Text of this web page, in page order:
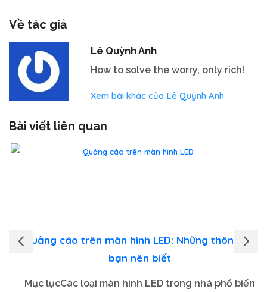
Về tác giả
Lê Quỳnh Anh
How to solve the worry, only rich!
Xem bài khác của Lê Quỳnh Anh
Bài viết liên quan
Quảng cáo trên màn hình LED: Những thông tin
bạn nên biết
Mục lụcCác loại màn hình LED trong nhà phổ biến